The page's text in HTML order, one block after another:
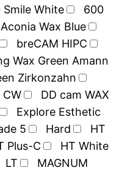
Smile White
600
Aconia Wax Blue
breCAM HIPC
Wax Green Amann
Zirkonzahn
CW
DD cam WAX
Explore Esthetic
5 Hard
HT
Plus-C
HT White
LT
MAGNUM